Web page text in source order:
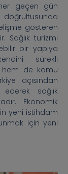
geçen gün
gösteren
Sağlık turizmi
bir yapıya
sürekli
hem de kamu
açısından
sağlık
Ekonomik
yeni istihdam
için yeni